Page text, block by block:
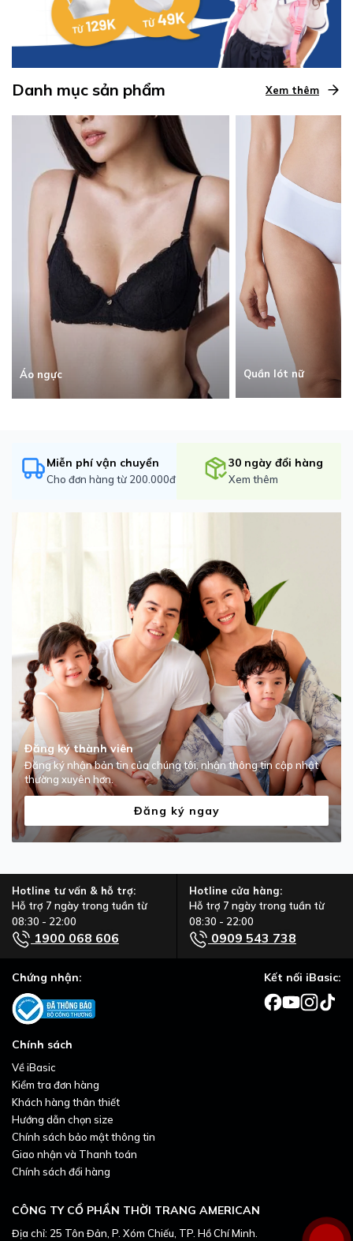
Danh mục sản phẩm Xem thêm
Áo ngực Quần lót nữ
Miễn phí vận chuyển
Cho đơn hàng từ 200.000đ
30 ngày đổi hàng
Xem thêm
Đăng ký thành viên
Đăng ký nhận bản tin của chúng tôi, nhận thông tin cập nhật
thường xuyên hơn.
Đăng ký ngay
Hotline tư vấn & hỗ trợ:
Hỗ trợ 7 ngày trong tuần từ
08:30 - 22:00
1900 068 606
Hotline cửa hàng:
Hỗ trợ 7 ngày trong tuần từ
08:30 - 22:00
0909 543 738
CÔNG TY CỔ PHẦN THỜI TRANG AMERICAN
Địa chỉ: 25 Tôn Đản, P. Xóm Chiếu, TP. Hồ Chí Minh.
Chính sách
Về iBasic
Kiểm tra đơn hàng
Khách hàng thân thiết
Hướng dẫn chọn size
Chính sách bảo mật thông tin
Giao nhận và Thanh toán
Chính sách đổi hàng
Chứng nhận: Kết nối iBasic: